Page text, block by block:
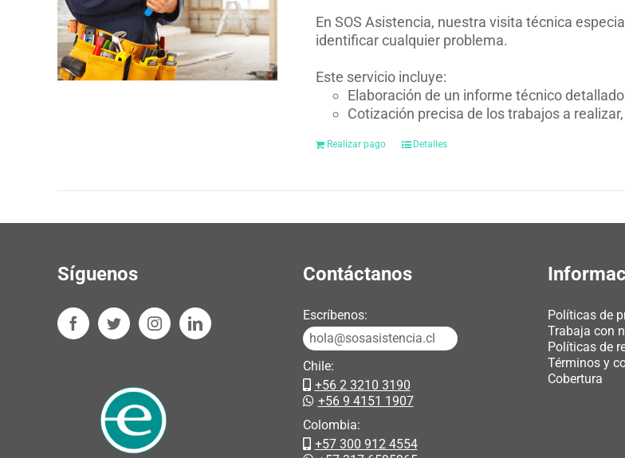
En SOS Asistencia, nuestra visita técnica
identificar cualquier problema.
Este servicio incluye:
Elaboración de un informe técnico
Cotización precisa de los trabajos a
Realizar pago Detalles
Síguenos Contáctanos
Escríbenos:
hola@sosasistencia.cl
Chile:
+56 2 3210 3190
+56 9 4151 1907
Colombia:
+57 300 912 4554
Políticas de
Trabaja con
Políticas de
Términos y
Cobertura